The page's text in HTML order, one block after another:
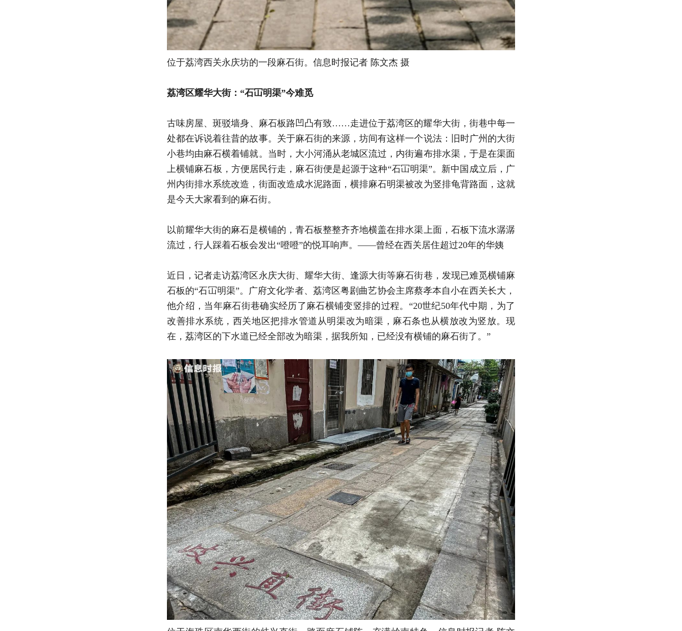
位于荔湾西关永庆坊的一段麻石街。信息时报记者 陈文杰 摄
荔湾区耀华大街： “石冚明渠”今难觅
古味房屋、斑驳墙身、麻石板路凹凸有致……走进位于荔湾区的耀华大街，街巷中每一
处都在诉说着往昔的故事。关于麻石街的来源，坊间有这样一个说法：旧时广州的大街
小巷均由麻石横着铺就。当时，大小河涌从老城区流过，内街遍布排水渠，于是在渠面
上横铺麻石板，方便居民行走，麻石街便是起源于这种“石冚明渠”。新中国成立后，广
州内街排水系统改造，街面改造成水泥路面，横排麻石明渠被改为竖排龟背路面，这就
是今天大家看到的麻石街。
以前耀华大街的麻石是横铺的，青石板整整齐齐地横盖在排水渠上面，石板下流水潺潺
流过，行人踩着石板会发出“噔噔”的悦耳响声。——曾经在西关居住超过20年的华姨
近日，记者走访荔湾区永庆大街、耀华大街、逢源大街等麻石街巷，发现已难觅横铺麻
石板的“石冚明渠”。广府文化学者、荔湾区粤剧曲艺协会主席蔡孝本自小在西关长大，
他介绍，当年麻石街巷确实经历了麻石横铺变竖排的过程。“20世纪50年代中期，为了
改善排水系统，西关地区把排水管道从明渠改为暗渠，麻石条也从横放改为竖放。现
在，荔湾区的下水道已经全部改为暗渠，据我所知，已经没有横铺的麻石街了。”